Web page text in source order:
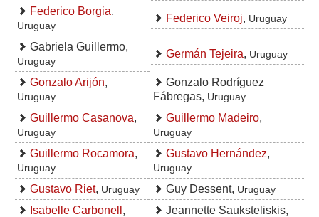
Federico Borgia,
Uruguay
Federico Veiroj, Uruguay
Gabriela Guillermo,
Uruguay
Germán Tejeira, Uruguay
Gonzalo Arijón,
Uruguay
Gonzalo Rodríguez
Fábregas, Uruguay
Guillermo Casanova,
Uruguay
Guillermo Madeiro,
Uruguay
Guillermo Rocamora,
Uruguay
Gustavo Hernández,
Uruguay
Gustavo Riet, Uruguay Guy Dessent, Uruguay
Isabelle Carbonell , Jeannette Sauksteliskis,